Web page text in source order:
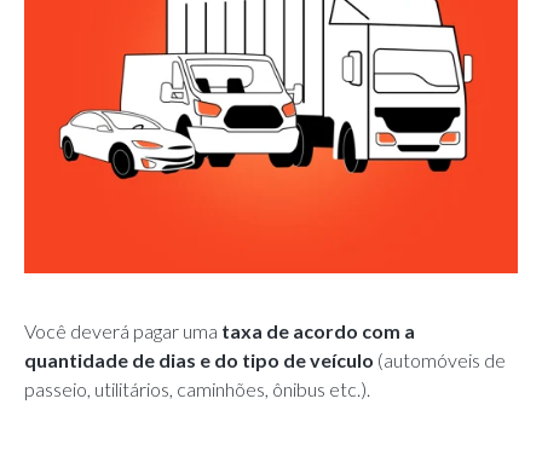
Você deverá pagar uma taxa de acordo com a
quantidade de dias e do tipo de veículo (automóveis de
passeio, utilitários, caminhões, ônibus etc.).